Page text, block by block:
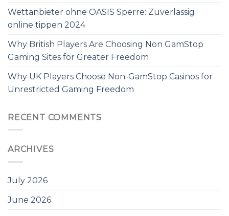
Wettanbieter ohne OASIS Sperre: Zuverlässig
online tippen 2024
Why British Players Are Choosing Non GamStop
Gaming Sites for Greater Freedom
Why UK Players Choose Non-GamStop Casinos for
Unrestricted Gaming Freedom
RECENT COMMENTS
ARCHIVES
July 2026
June 2026